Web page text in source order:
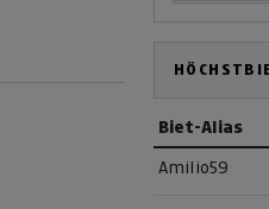
Biet-Alias
Amilio59